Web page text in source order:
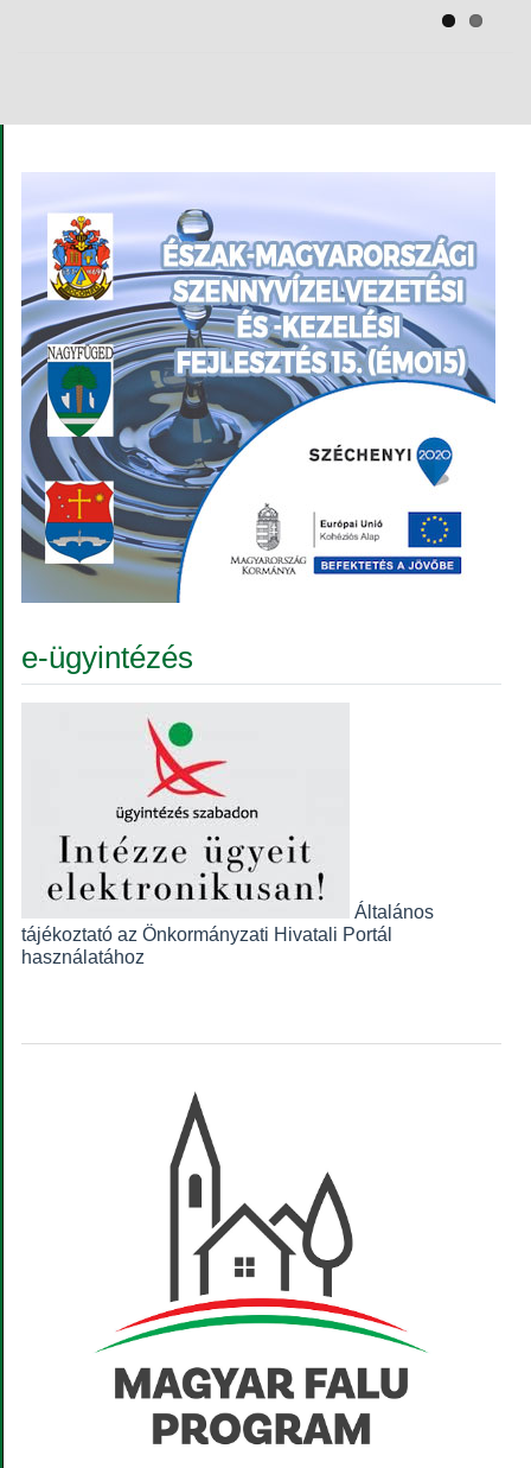
e-ügyintézés
Általános
tájékoztató az Önkormányzati Hivatali Portál
használatához